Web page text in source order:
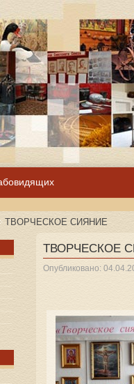
ТВОРЧЕСКОЕ СИЯНИЕ
ТВОРЧЕСКОЕ
Опубликовано: